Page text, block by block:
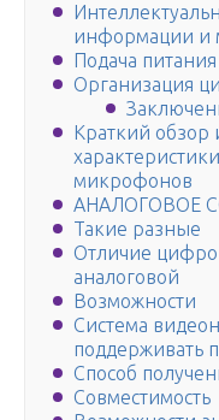
информации и
Подача
Организация
Краткий обзор
микрофонов
АНАЛОГОВОЕ
Такие разные
Отличие
аналоговой
Возможности
Система
поддерживать
Способ
Совместимость